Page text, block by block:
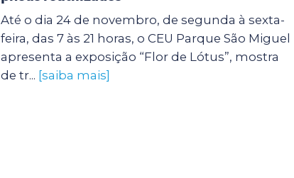
Até o dia 24 de novembro, de segunda à sexta-
feira, das 7 às 21 horas, o CEU Parque São Miguel
apresenta a exposição “Flor de Lótus”, mostra
de tr... [saiba mais]